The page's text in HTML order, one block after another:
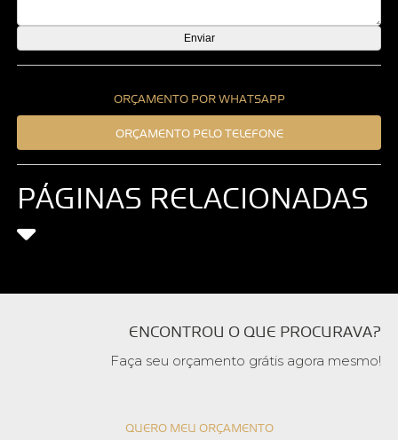
ORÇAMENTO POR WHATSAPP
ORÇAMENTO PELO TELEFONE
PÁGINAS RELACIONADAS
ENCONTROU O QUE PROCURAVA?
Faça seu orçamento grátis agora mesmo!
QUERO MEU ORÇAMENTO